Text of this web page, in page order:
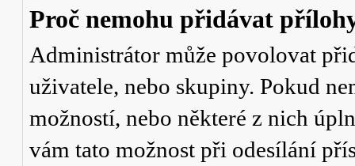
Proč nemohu přidávat
Administrátor může povolovat
uživatele, nebo skupiny. Pokud
možností, nebo některé z nich
vám tato možnost při odesílání